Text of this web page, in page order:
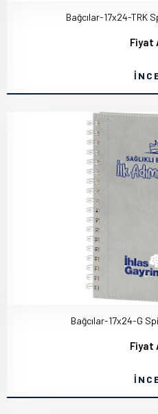
Bağcılar-17x24-TRK
Fiyat
Bağcılar-17x24-G
Fiyat